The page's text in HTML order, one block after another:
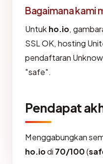
Bagaimana kami
Untuk ho.io,
SSL OK, hosting
pendaftaran
"safe".
Pendapat
Menggabungkan
ho.iodi 70/100(